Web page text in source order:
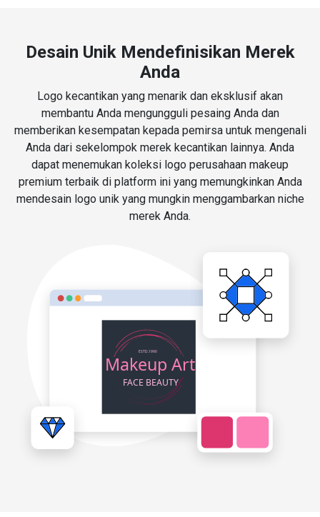
Desain Unik Mendefinisikan Merek
Anda
Logo kecantikan yang menarik dan eksklusif akan
membantu Anda mengungguli pesaing Anda dan
memberikan kesempatan kepada pemirsa untuk mengenali
Anda dari sekelompok merek kecantikan lainnya. Anda
dapat menemukan koleksi logo perusahaan makeup
premium terbaik di platform ini yang memungkinkan Anda
mendesain logo unik yang mungkin menggambarkan niche
merek Anda.